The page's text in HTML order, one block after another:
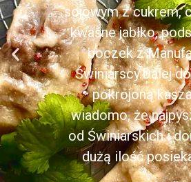
sojowym z cukrem,
kwaśne jabłko,
boczek z
Świniarscy.Dalej
pokrojoną
wiadomo, że
od Świniarskich i
dużą ilość